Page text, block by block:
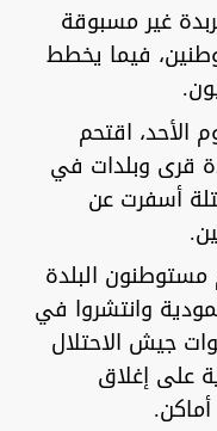
غير مسبوقة
فيما يخطط
الأحد، اقتحم
قرى وبلدات في
أسفرت عن
البلدة
وانتشروا في
جيش الاحتلال
على إغلاق